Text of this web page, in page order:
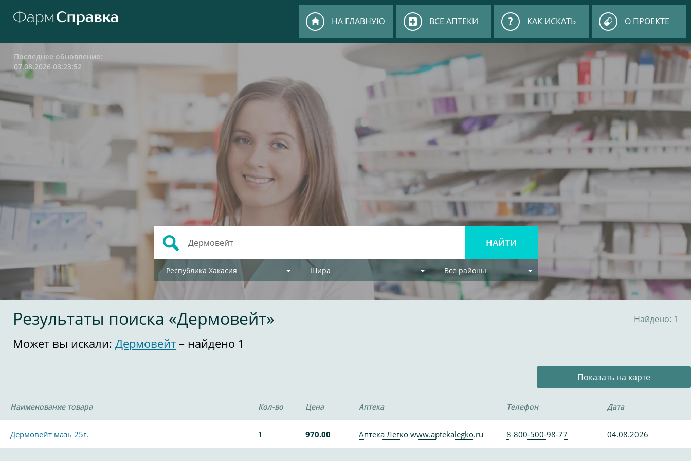
НА ГЛАВНУЮ ВСЕ АПТЕКИ КАК ИСКАТЬ О ПРОЕКТЕ
Последнее обновление:
07.08.2026 03:23:52
Республика Хакасия Шира Все районы
Результаты поиска «Дермовейт» Найдено: 1
Может вы искали: Дермовейт – найдено 1
Показать на карте
Наименование товара Кол-во Цена Аптека Телефон Дата
Дермовейт мазь 25г. 1 970.00 Аптека Легко www.aptekalegko.ru 8-800-500-98-77 04.08.2026